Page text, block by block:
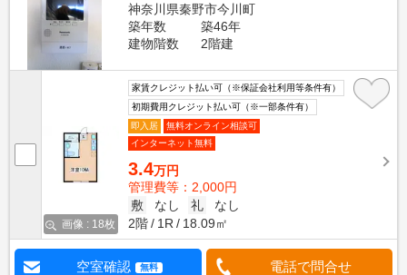
神奈川県秦野市今川町
築年数
築46年
建物階数
2階建
画像 : 18枚
家賃クレジット払い可（※保証会社利用等条件有）
初期費用クレジット払い可（※一部条件有）
即入居
無料オンライン相談可
インターネット無料
3.4万円
管理費等：2,000円
敷
なし 礼
なし
2階
1R 18.09㎡
空室確認 無料 電話で問合せ